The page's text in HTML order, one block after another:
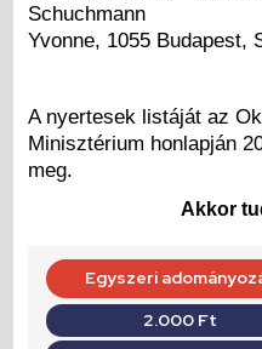
Schuchmann
Yvonne, 1055 Budapest,
A nyertesek listáját az
Minisztérium honlapján
meg.
Akkor